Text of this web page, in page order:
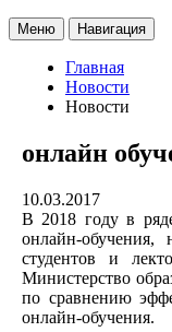
Меню Навигация
Главная
Новости
Новости
онлайн
10.03.2017
В 2018 году в
онлайн-обучения,
студентов и
Министерство
по сравнению
онлайн-обучения.